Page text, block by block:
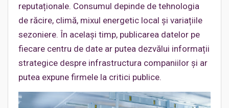
reputaționale. Consumul depinde de tehnologia
de răcire, climă, mixul energetic local și variațiile
sezoniere. În același timp, publicarea datelor pe
fiecare centru de date ar putea dezvălui informații
strategice despre infrastructura companiilor și ar
putea expune firmele la critici publice.